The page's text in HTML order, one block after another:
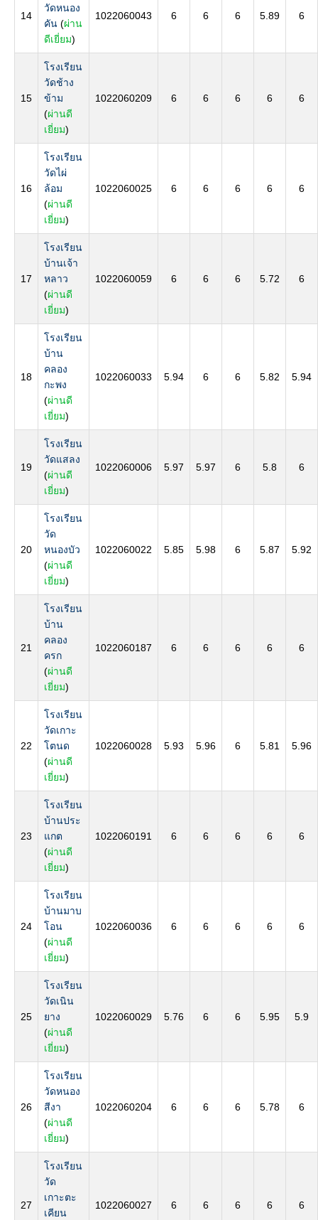
14
วัดหนอง
คัน (ผ่าน
ดีเยี่ยม)
1022060043 6 6 6 5.89 6
15
โรงเรียน
วัดช้าง
ข้าม
(ผ่านดี
เยี่ยม)
1022060209 6 6 6 6 6
16
โรงเรียน
วัดไผ่
ล้อม
(ผ่านดี
เยี่ยม)
1022060025 6 6 6 6 6
17
โรงเรียน
บ้านเจ้า
หลาว
(ผ่านดี
เยี่ยม)
1022060059 6 6 6 5.72 6
18
โรงเรียน
บ้าน
คลอง
กะพง
(ผ่านดี
เยี่ยม)
1022060033 5.94 6 6 5.82 5.94
19
โรงเรียน
วัดแสลง
(ผ่านดี
เยี่ยม)
1022060006 5.97 5.97 6 5.8 6
20
โรงเรียน
วัด
หนองบัว
(ผ่านดี
เยี่ยม)
1022060022 5.85 5.98 6 5.87 5.92
21
โรงเรียน
บ้าน
คลอง
ครก
(ผ่านดี
เยี่ยม)
1022060187 6 6 6 6 6
22
โรงเรียน
วัดเกาะ
โตนด
(ผ่านดี
เยี่ยม)
1022060028 5.93 5.96 6 5.81 5.96
23
โรงเรียน
บ้านประ
แกต
(ผ่านดี
เยี่ยม)
1022060191 6 6 6 6 6
24
โรงเรียน
บ้านมาบ
โอน
(ผ่านดี
เยี่ยม)
1022060036 6 6 6 6 6
25
โรงเรียน
วัดเนิน
ยาง
(ผ่านดี
เยี่ยม)
1022060029 5.76 6 6 5.95 5.9
26
โรงเรียน
วัดหนอง
สีงา
(ผ่านดี
เยี่ยม)
1022060204 6 6 6 5.78 6
27
โรงเรียน
วัด
เกาะตะ
เคียน
1022060027 6 6 6 6 6